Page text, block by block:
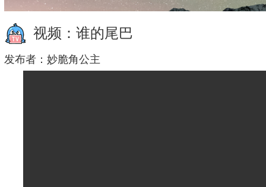
视频： 谁的尾巴
发布者： 妙脆角公主